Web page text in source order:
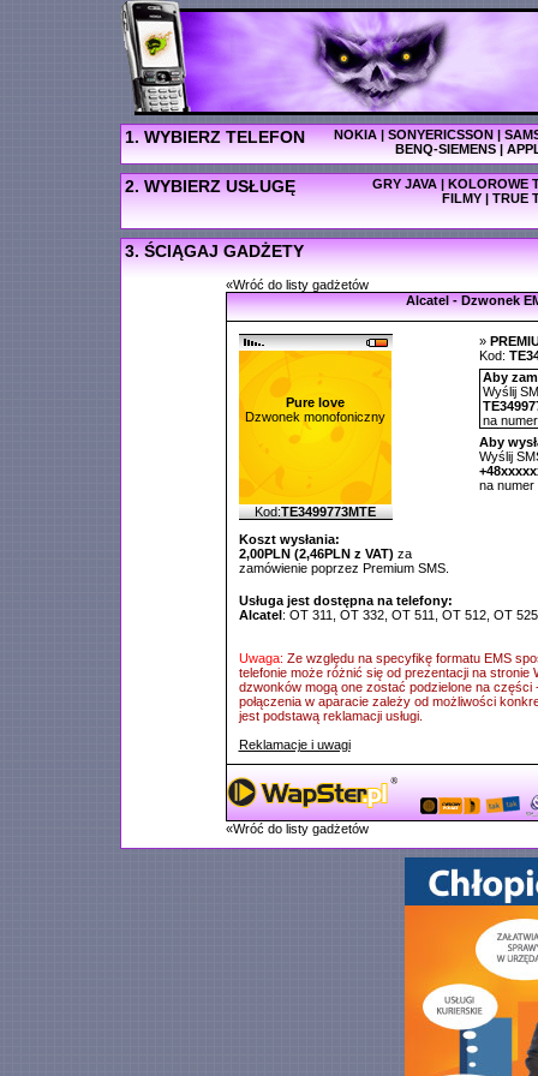
1. WYBIERZ TELEFON NOKIA|SONYERICSSON|
BENQ-SIEMENS|
2. WYBIERZ USŁUGĘ GRY JAVA | KOLOROWE
FILMY | TRUE
3. ŚCIĄGAJ GADŻETY
«Wróć do listy gadżetów
Alcatel - Dzwonek
Pure love
Dzwonek monofoniczny
Kod:TE3499773MTE
Koszt wysłania:
2,00PLN (2,46PLN z VAT) za
zamówienie poprzez Premium SMS.
»
Kod:
Aby
Wyślij
na
Aby
Wyślij
na numer
Usługa jest dostępna na telefony:
Alcatel: OT 311, OT 332, OT 511, OT 512, OT
Uwaga: Ze względu na specyfikę formatu EMS
telefonie może różnić się od prezentacji na stronie
dzwonków mogą one zostać podzielone na części
połączenia w aparacie zależy od możliwości
jest podstawą reklamacji usługi.
Reklamacje i uwagi
«Wróć do listy gadżetów